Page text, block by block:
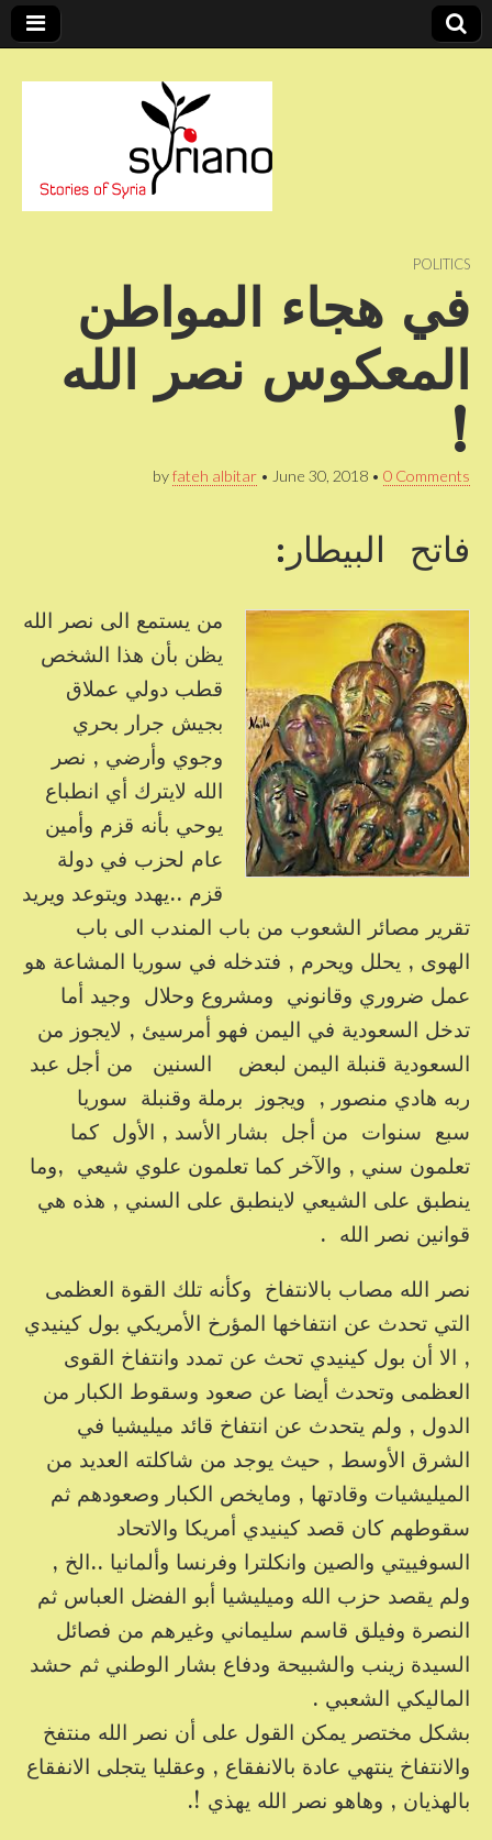
syriano POLITICS
في هجاء المواطن
المعكوس نصر الله
!
byfateh albitar • June 30, 2018 • 0 Comments
فاتح البيطار:
من يستمع الى نصر الله
يظن بأن هذا الشخص
قطب دولي عملاق
بجيش جرار بحري
وجوي وأرضي , نصر
الله لايترك أي انطباع
يوحي بأنه قزم وأمين
عام لحزب في دولة
قزم ..يهدد ويتوعد ويريد
تقرير مصائر الشعوب من باب المندب الى باب
الهوى , يحلل ويحرم , فتدخله في سوريا المشاعة هو
عمل ضروري وقانوني ومشروع وحلال وجيد أما
تدخل السعودية في اليمن فهو أمرسيئ , لايجوز من
السعودية قنبلة اليمن لبعض السنين من أجل عبد
ربه هادي منصور , ويجوز برملة وقنبلة سوريا
سبع سنوات من أجل بشار الأسد , الأول كما
تعلمون سني , والآخر كما تعلمون علوي شيعي ,وما
ينطبق على الشيعي لاينطبق على السني , هذه هي
قوانين نصر الله .
نصر الله مصاب بالانتفاخ وكأنه تلك القوة العظمى
التي تحدث عن انتفاخها المؤرخ الأمريكي بول كينيدي
, الا أن بول كينيدي تحث عن تمدد وانتفاخ القوى
العظمى وتحدث أيضا عن صعود وسقوط الكبار من
الدول , ولم يتحدث عن انتفاخ قائد ميليشيا في
الشرق الأوسط , حيث يوجد من شاكلته العديد من
الميليشيات وقادتها , ومايخص الكبار وصعودهم ثم
سقوطهم كان قصد كينيدي أمريكا والاتحاد
السوفييتي والصين وانكلترا وفرنسا وألمانيا ..الخ ,
ولم يقصد حزب الله وميليشيا أبو الفضل العباس ثم
النصرة وفيلق قاسم سليماني وغيرهم من فصائل
السيدة زينب والشبيحة ودفاع بشار الوطني ثم حشد
الماليكي الشعبي .
بشكل مختصر يمكن القول على أن نصر الله منتفخ
والانتفاخ ينتهي عادة بالانفقاع , وعقليا يتجلى الانفقاع
بالهذيان , وهاهو نصر الله يهذي !.